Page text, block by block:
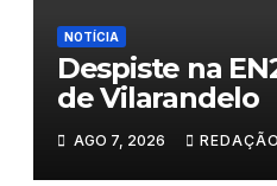
NOTÍCIA
Despiste na
de Vilarandelo
AGO 7, 2026